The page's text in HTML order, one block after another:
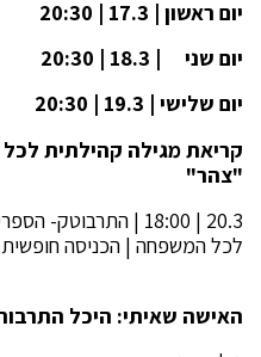
יום ראשון | 17.3 | 20:30
יום שני | 18.3 | 20:30
יום שלישי | 19.3 | 20:30
קריאת מגילה קהילתית
"צהר"
לכל המשפחה | הכניסה חופשית
האישה שאיתי: היכל